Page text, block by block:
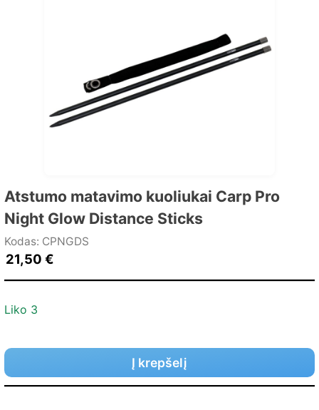
Atstumo matavimo kuoliukai Carp Pro
Night Glow Distance Sticks
Kodas: CPNGDS
21,50 €
Liko 3
Į krepšelį